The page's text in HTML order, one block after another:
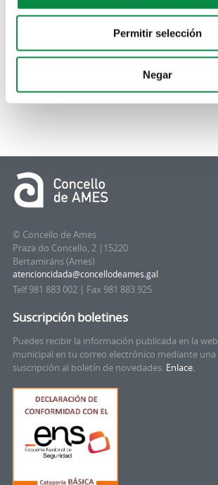
Permitir selección
Negar
Documentos relacionados.
© Concello de Ames
Praza do Concello, 2 |15220
Bertamiráns (Ames)
Telf 981 883 002 | Fax 981 883 925
Suscripción boletines
Puedes recibir la información publicada en la web
municipal en tu correo electrónico mediante una
suscripción al boletín de novedades. Enlace.